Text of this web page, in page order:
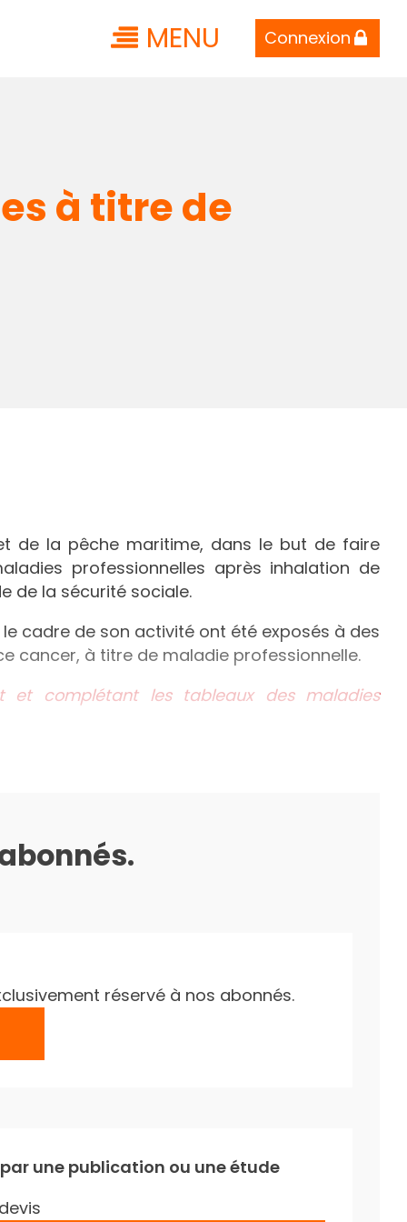
MENU Connexion
à titre de
de la pêche maritime, dans le but de faire
professionnelles après inhalation de
de la sécurité sociale.
cadre de son activité ont été exposés à des
cancer, à titre de maladie professionnelle.
et complétant les tableaux des maladies
réservé à nos abonnés.
une publication ou une étude